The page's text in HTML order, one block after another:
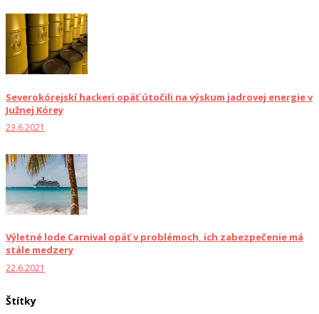
Severokórejskí hackeri opäť útočili na výskum jadrovej energie v
Južnej Kórey
23.6.2021
Výletné lode Carnival opäť v problémoch, ich zabezpečenie má
stále medzery
22.6.2021
Štítky